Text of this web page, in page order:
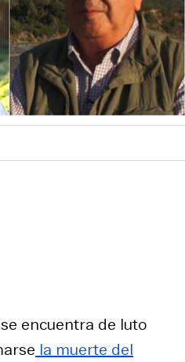
encuentra de luto
la muerte del